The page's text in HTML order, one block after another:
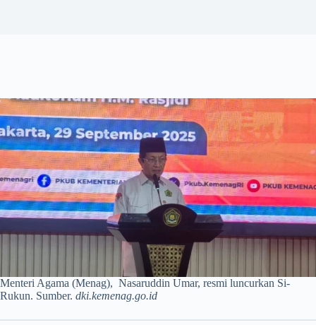
Menteri Agama (Menag), Nasaruddin Umar, resmi luncurkan Si-
Rukun. Sumber. dki.kemenag.go.id